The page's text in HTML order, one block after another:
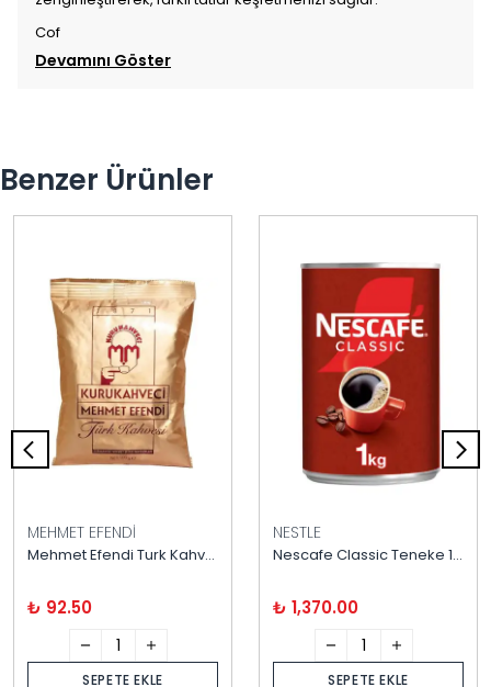
Cof
Devamını Göster
Benzer Ürünler
MEHMET EFENDİ
Mehmet Efendi Turk Kahvesi 100 Gram
₺ 92.50
SEPETE EKLE
NESTLE
Nescafe Classic Teneke 1 kg
₺ 1,370.00
SEPETE EKLE